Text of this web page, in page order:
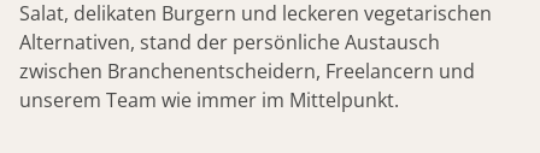
Salat, delikaten Burgern und leckeren vegetarischen
Alternativen, stand der persönliche Austausch
zwischen Branchenentscheidern, Freelancern und
unserem Team wie immer im Mittelpunkt.